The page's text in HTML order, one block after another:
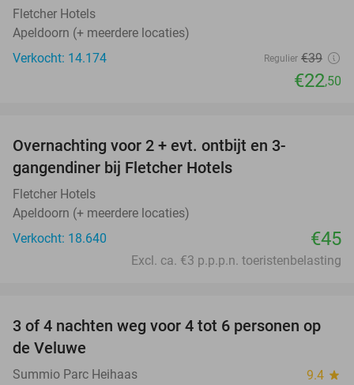
Fletcher Hotels
Apeldoorn (+ meerdere locaties)
Verkocht: 14.174
Regulier €39
€22,50
Overnachting voor 2 + evt. ontbijt en 3-
gangendiner bij Fletcher Hotels
Fletcher Hotels
Apeldoorn (+ meerdere locaties)
Verkocht: 18.640
€45
Excl. ca. €3 p.p.p.n. toeristenbelasting
3 of 4 nachten weg voor 4 tot 6 personen op
de Veluwe
Summio Parc Heihaas 9.4 star